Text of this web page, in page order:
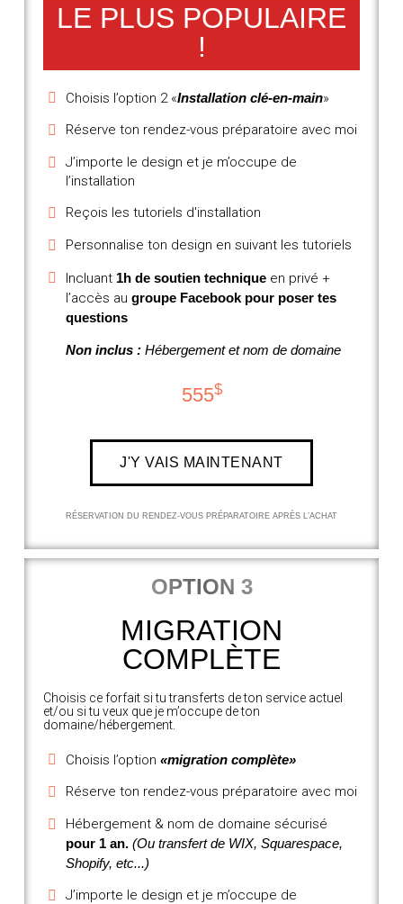
LE PLUS POPULAIRE
!
Choisis l’option 2 «Installation clé-en-main»
Réserve ton rendez-vous préparatoire avec moi
J’importe le design et je m’occupe de
l’installation
Reçois les tutoriels d'installation
Personnalise ton design en suivant les tutoriels
Incluant 1h de soutien techniqueen privé +
l’accès au groupe Facebook pour poser tes
questions
Non inclus : Hébergement et nom de domaine
555$
J'Y VAIS MAINTENANT
RÉSERVATION DU RENDEZ-VOUS PRÉPARATOIRE APRÈS L’ACHAT
OPTION 3
MIGRATION
COMPLÈTE
Choisis ce forfait si tu transferts de ton service actuel
et/ou si tu veux que je m’occupe de ton
domaine/hébergement.
Choisis l’option «migration complète»
Réserve ton rendez-vous préparatoire avec moi
Hébergement & nom de domaine sécurisé
pour 1 an. (Ou transfert de WIX, Squarespace,
Shopify, etc...)
J’importe le design et je m’occupe de